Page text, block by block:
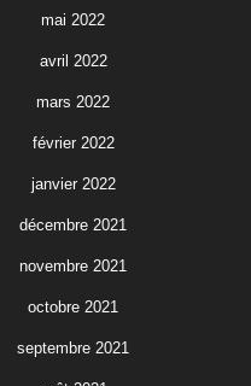
mai 2022
avril 2022
mars 2022
février 2022
janvier 2022
décembre 2021
novembre 2021
octobre 2021
septembre 2021